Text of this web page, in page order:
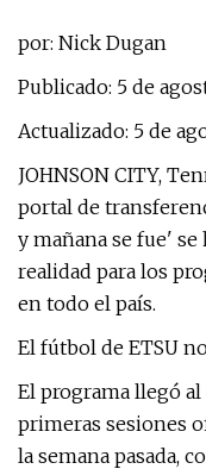
por: Nick Dugan
Publicado: 5 de
Actualizado: 5 de
JOHNSON CITY,
portal de
y mañana se fue'
realidad para los
en todo el país.
El fútbol de ETSU
El programa llegó al
primeras sesiones
la semana pasada,